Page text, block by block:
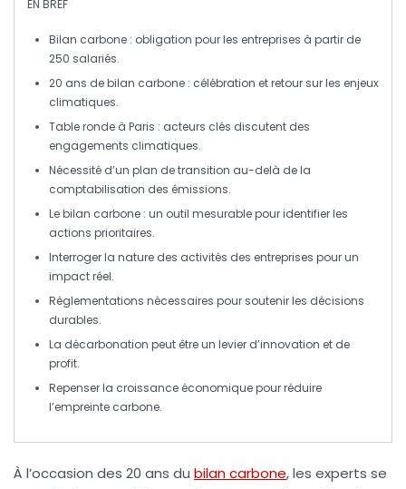
EN BREF
Bilan carbone : obligation pour les entreprises à partir de
250 salariés.
20 ans de bilan carbone : célébration et retour sur les enjeux
climatiques.
Table ronde à Paris : acteurs clés discutent des
engagements climatiques.
Nécessité d’un plan de transition au-delà de la
comptabilisation des émissions.
Le bilan carbone : un outil mesurablepour identifier les
actions prioritaires.
Interrogerla nature des activités des entreprises pour un
impact réel.
Réglementations nécessaires pour soutenir les décisions
durables.
La décarbonation peut être un levier d’innovation et de
profit.
Repenser la croissance économiquepour réduire
l’empreinte carbone.
À l’occasion des 20 ans du bilan carbone, les experts se